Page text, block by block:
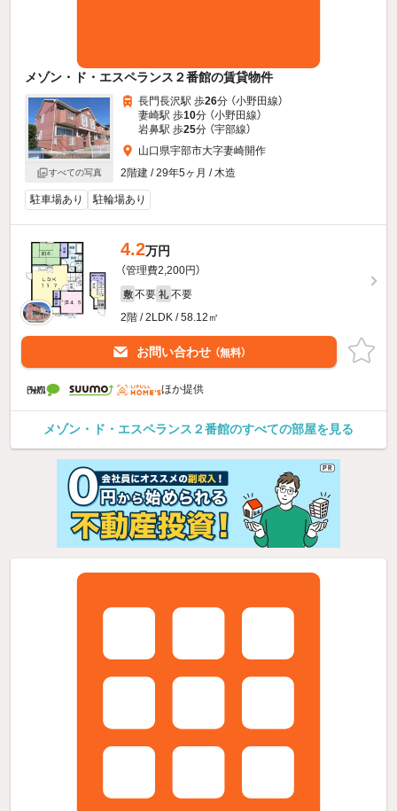
メゾン・ド・エスペランス２番館の賃貸物件
すべての写真
長門長沢駅 歩26分 （小野田線）
妻崎駅 歩10分 （小野田線）
岩鼻駅 歩25分 （宇部線）
山口県宇部市大字妻崎開作
2階建 / 29年5ヶ月 / 木造
駐車場あり 駐輪場あり
4.2万円
（管理費2,200円）
敷 不要 礼 不要
2階 / 2LDK / 58.12㎡
お問い合わせ （無料）
ほか提供
メゾン・ド・エスペランス２番館のすべての部屋を見る